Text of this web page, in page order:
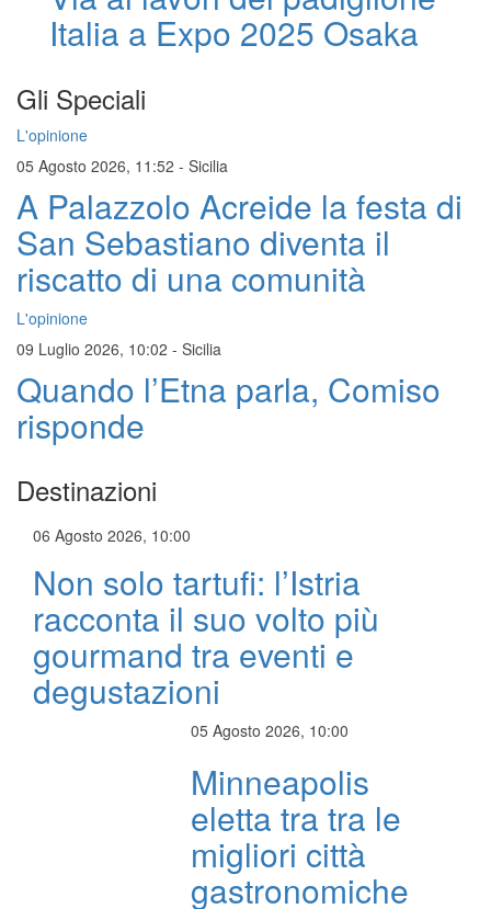
Italia a Expo 2025 Osaka
Gli Speciali
L'opinione
05 Agosto 2026, 11:52 - Sicilia
A Palazzolo Acreide la festa di
San Sebastiano diventa il
riscatto di una comunità
L'opinione
09 Luglio 2026, 10:02 - Sicilia
Quando l’Etna parla, Comiso
risponde
Destinazioni
06 Agosto 2026, 10:00
Non solo tartufi: l’Istria
racconta il suo volto più
gourmand tra eventi e
degustazioni
05 Agosto 2026, 10:00
Minneapolis
eletta tra tra le
migliori città
gastronomiche